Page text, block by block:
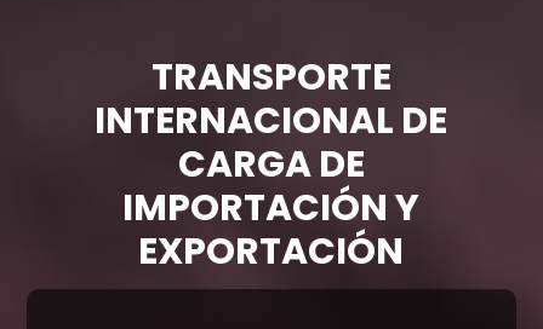
TRANSPORTE
INTERNACIONAL DE
CARGA DE
IMPORTACIÓN Y
EXPORTACIÓN